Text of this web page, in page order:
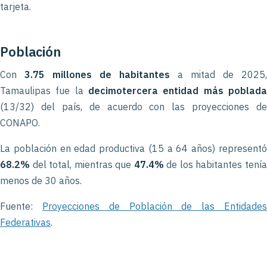
tarjeta.
Población
Con 3.75 millones de habitantes a mitad de 2025,
Tamaulipas fue la decimotercera entidad más poblada
(13/32) del país, de acuerdo con las proyecciones de
CONAPO.
La población en edad productiva (15 a 64 años) representó
68.2% del total, mientras que 47.4% de los habitantes tenía
menos de 30 años.
Fuente: Proyecciones de Población de las Entidades
Federativas.